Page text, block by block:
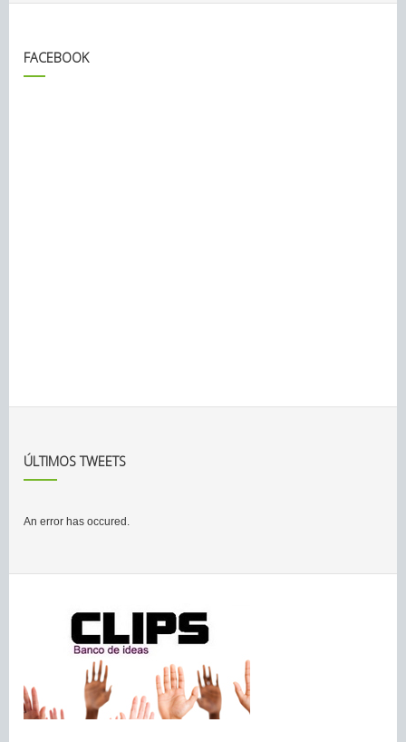
FACEBOOK
ÚLTIMOS TWEETS
An error has occured.